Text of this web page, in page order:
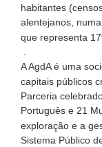
habitantes
alentejanos,
que representa
.
A AgdA é uma
capitais públicos
Parceria
Português e 21
exploração e a
Sistema Público